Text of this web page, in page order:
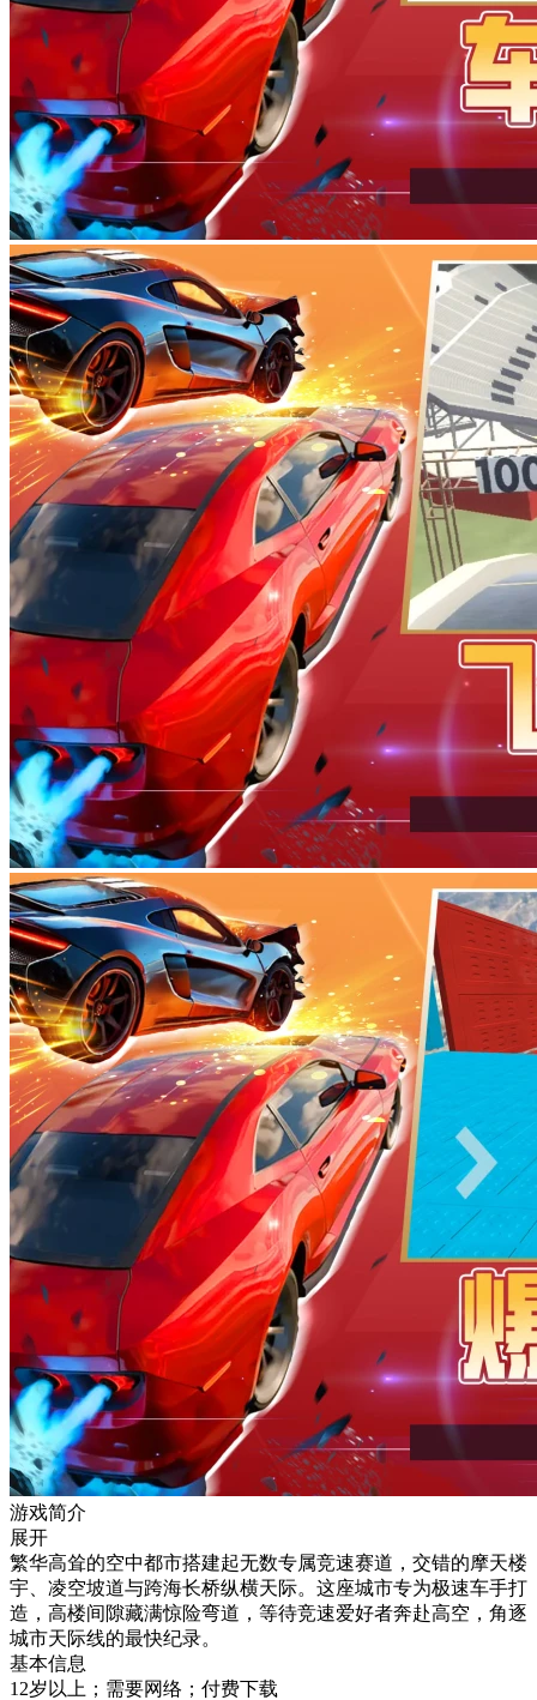
游戏简介
展开
繁华高耸的空中都市搭建起无数专属竞速赛道，交错的摩天楼
宇、凌空坡道与跨海长桥纵横天际。这座城市专为极速车手打
造，高楼间隙藏满惊险弯道，等待竞速爱好者奔赴高空，角逐
城市天际线的最快纪录。
基本信息
12岁以上；需要网络；付费下载